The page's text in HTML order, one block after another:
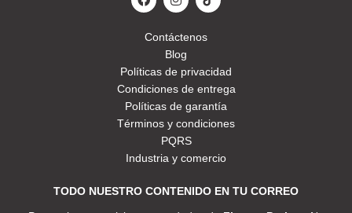
Contáctenos
Blog
Políticas de privacidad
Condiciones de entrega
Políticas de garantía
Términos y condiciones
PQRS
Industria y comercio
TODO NUESTRO CONTENIDO EN TU CORREO